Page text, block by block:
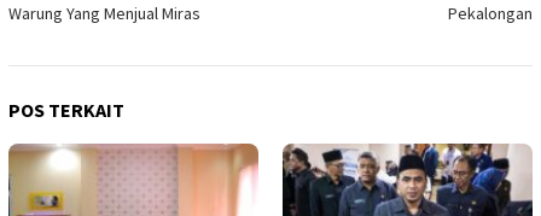
Warung Yang Menjual Miras
Pekalongan
POS TERKAIT